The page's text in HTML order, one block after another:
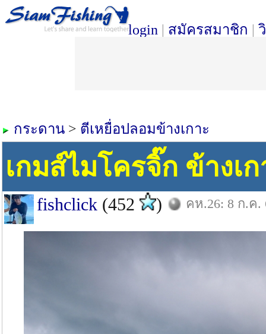
login | สมัครสมาชิก |
กระดาน > ตีเหยื่อปลอมข้างเกาะ
เกมส์ไมโครจิ๊ก ข้างเ
fishclick (452 ) คห.26: 8 ก.ค.